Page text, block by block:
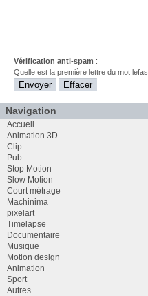
Vérification anti-spam :
Quelle est lapremière lettre du motlefas
Navigation
Accueil
Animation 3D
Clip
Pub
Stop Motion
Slow Motion
Court métrage
Machinima
pixelart
Timelapse
Documentaire
Musique
Motion design
Animation
Sport
Autres